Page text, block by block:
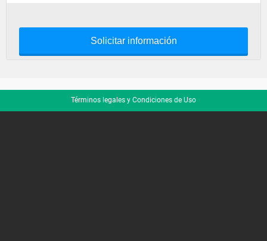
Solicitar información
Términos legales y Condiciones de Uso